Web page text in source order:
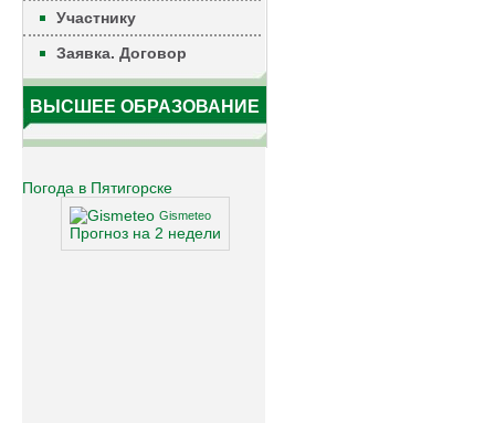
Участнику
Заявка. Договор
ВЫСШЕЕ ОБРАЗОВАНИЕ
Погода в Пятигорске
Gismeteo
Прогноз на 2 недели